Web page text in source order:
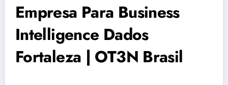
Empresa Para Business
Intelligence Dados
Fortaleza | OT3N Brasil